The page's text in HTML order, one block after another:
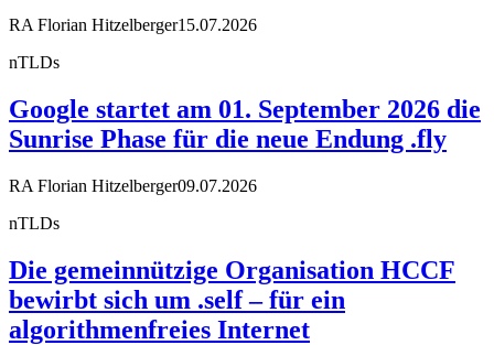
RA Florian Hitzelberger15.07.2026
nTLDs
Google startet am 01. September 2026 die
Sunrise Phase für die neue Endung .fly
RA Florian Hitzelberger09.07.2026
nTLDs
Die gemeinnützige Organisation HCCF
bewirbt sich um .self – für ein
algorithmenfreies Internet